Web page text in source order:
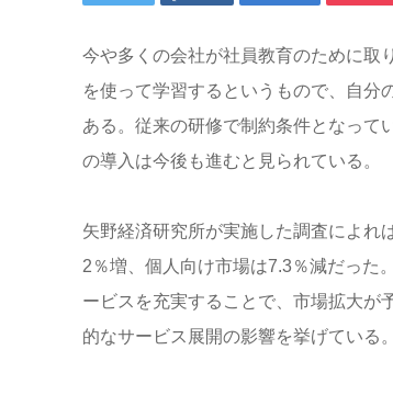
今や多くの会社が社員教育のために取
を使って学習するというもので、自分
ある。従来の研修で制約条件となって
の導入は今後も進むと見られている。
矢野経済研究所が実施した調査によれ
2％増、個人向け市場は7.3％減だった
ービスを充実することで、市場拡大が
的なサービス展開の影響を挙げている。